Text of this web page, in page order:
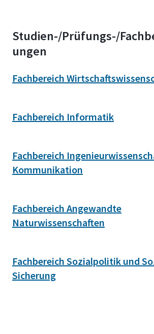
Studien-/Prüfungs-/
ungen
Fachbereich
Fachbereich Informatik
Fachbereich
Kommunikation
Fachbereich Angewandte
Naturwissenschaften
Fachbereich Sozialpolitik und
Sicherung